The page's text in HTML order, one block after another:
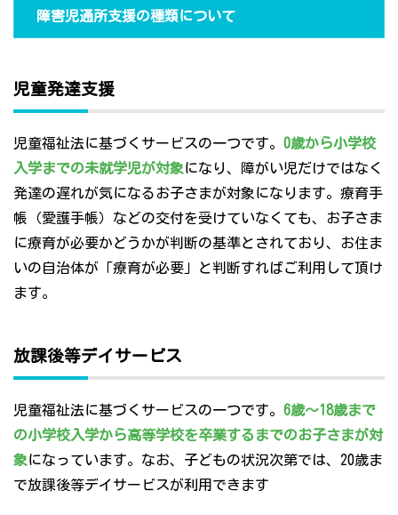
障害児通所支援の種類について
児童発達支援
児童福祉法に基づくサービスの一つです。 0歳から小学校
入学までの未就学児が対象になり、障がい児だけではなく
発達の遅れが気になるお子さまが対象になります。療育手
帳（愛護手帳）などの交付を受けていなくても、お子さま
に療育が必要かどうかが判断の基準とされており、お住ま
いの自治体が「療育が必要」と判断すればご利用して頂け
ます。
放課後等デイサービス
児童福祉法に基づくサービスの一つです。 6歳～18歳まで
の小学校入学から高等学校を卒業するまでのお子さまが対
象になっています。なお、子どもの状況次第では、20歳ま
で放課後等デイサービスが利用できます